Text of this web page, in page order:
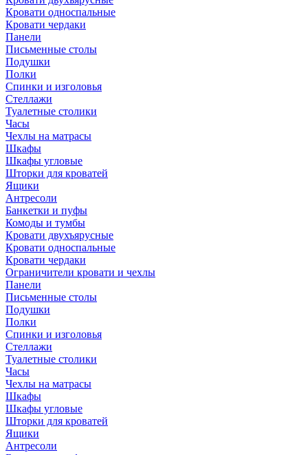
Кровати односпальные
Кровати чердаки
Панели
Письменные столы
Подушки
Полки
Спинки и изголовья
Стеллажи
Туалетные столики
Часы
Чехлы на матрасы
Шкафы
Шкафы угловые
Шторки для кроватей
Ящики
Антресоли
Банкетки и пуфы
Комоды и тумбы
Кровати двухъярусные
Кровати односпальные
Кровати чердаки
Ограничители кровати и чехлы
Панели
Письменные столы
Подушки
Полки
Спинки и изголовья
Стеллажи
Туалетные столики
Часы
Чехлы на матрасы
Шкафы
Шкафы угловые
Шторки для кроватей
Ящики
Антресоли